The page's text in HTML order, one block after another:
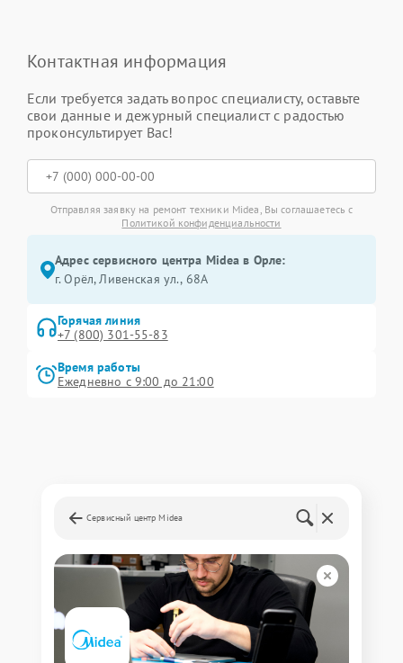
Контактная информация
Если требуется задать вопрос специалисту, оставьте
свои данные и дежурный специалист с радостью
проконсультирует Вас!
Отправляя заявку на ремонт техники Midea, Вы соглашаетесь с
Политикой конфиденциальности
Адрес сервисного центра Midea в Орле:
г. Орёл, Ливенская ул., 68А
Горячая линия
+7 (800) 301-55-83
Время работы
Ежедневно с 9:00 до 21:00
Сервисный центр Midea